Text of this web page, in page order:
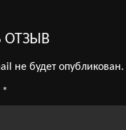
ОТЗЫВ
не будет опубликован.
*